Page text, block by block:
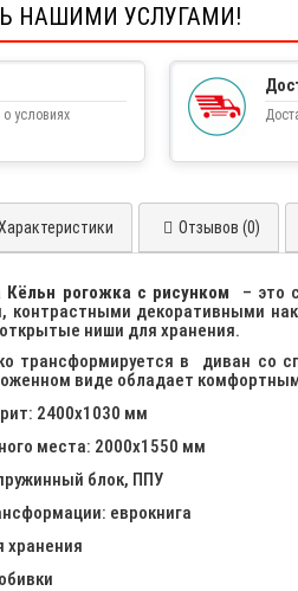
НАШИМИ УСЛУГАМИ!
условиях
Отзывов (0)
рогожка с рисунком – это
контрастными декоративными
ниши для хранения.
трансформируется в диван со
виде обладает
2400х1030 мм
места: 2000х1550 мм
блок, ППУ
еврокнига
хранения